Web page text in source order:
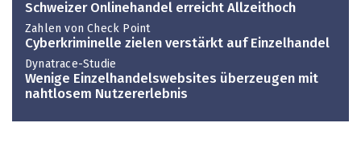
Schweizer Onlinehandel erreicht Allzeithoch
Zahlen von Check Point
Cyberkriminelle zielen verstärkt auf Einzelhandel
Dynatrace-Studie
Wenige Einzelhandelswebsites überzeugen mit
nahtlosem Nutzererlebnis